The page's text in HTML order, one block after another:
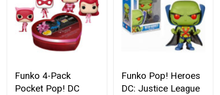
Funko 4-Pack
Pocket Pop! DC
Funko Pop! Heroes
DC: Justice League